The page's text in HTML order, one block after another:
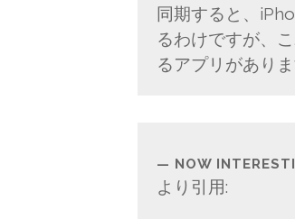
同期すると、
るわけですが、
るアプリがありま
NOW
より引用: